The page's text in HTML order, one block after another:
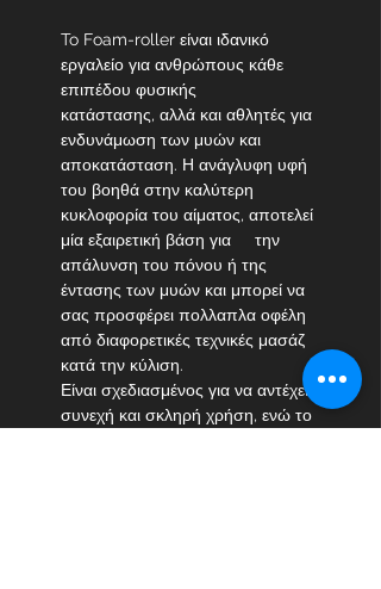
To Foam-roller είναι ιδανικό
εργαλείο για ανθρώπους κάθε
επιπέδου φυσικής
κατάστασης, αλλά και αθλητές για
ενδυνάμωση των μυών και
αποκατάσταση. Η ανάγλυφη υφή
του βοηθά στην καλύτερη
κυκλοφορία του αίματος, αποτελεί
μία εξαιρετική βάση για     την
απάλυνση του πόνου ή της
έντασης των μυών και μπορεί να
σας προσφέρει πολλαπλα οφέλη
από διαφορετικές τεχνικές μασάζ
κατά την κύλιση.
Είναι σχεδιασμένος για να αντέχει
συνεχή και σκληρή χρήση, ενώ το